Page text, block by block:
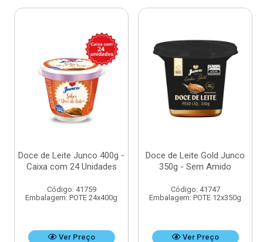
Doce de Leite Junco 400g -
Caixa com 24 Unidades
Código: 41759
Embalagem: POTE 24x400g
Ver Preço
Doce de Leite Gold Junco
350g - Sem Amido
Código: 41747
Embalagem: POTE 12x350g
Ver Preço